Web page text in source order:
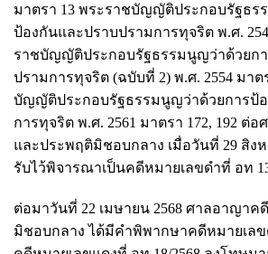
มาตรา 13 พระราชบัญญัติประกอบรัฐธร
ป้องกันและปราบปรามการทุจริต พ.ศ.
ราชบัญญัติประกอบรัฐธรรมนูญว่าด้วยก
ปรามการทุจริต (ฉบับที่ 2) พ.ศ. 2554 มาต
บัญญัติประกอบรัฐธรรมนูญว่าด้วยการป้
การทุจริต พ.ศ. 2561 มาตรา 172, 192 ต่
และประพฤติมิชอบกลาง เมื่อวันที่ 29 สิง
รับไว้พิจารณาเป็นคดีหมายเลขดำที่ อท
ต่อมาวันที่ 22 เมษายน 2568 ศาลอาญา
มิชอบกลาง ได้มีคำพิพากษาคดีหมายเลข